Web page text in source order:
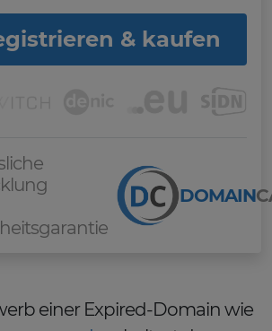
einer Expired-Domain wie
& kaufen
DOMAIN